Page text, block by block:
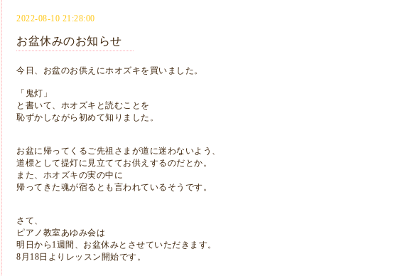
2022-08-10 21:28:00
お盆休みのお知らせ
今日、お盆のお供えにホオズキを買いました。
「鬼灯」
と書いて、ホオズキと読むことを
恥ずかしながら初めて知りました。
お盆に帰ってくるご先祖さまが道に迷わないよう、
道標として提灯に見立ててお供えするのだとか。
また、ホオズキの実の中に
帰ってきた魂が宿るとも言われているそうです。
さて、
ピアノ教室あゆみ会は
明日から1週間、お盆休みとさせていただきます。
8月18日よりレッスン開始です。